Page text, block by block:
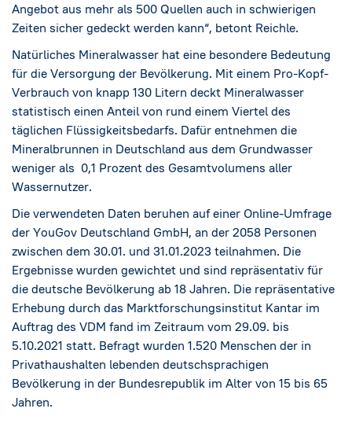
Angebot aus mehr als 500 Quellen auch in schwierigen
Zeiten sicher gedeckt werden kann“, betont Reichle.
Natürliches Mineralwasser hat eine besondere Bedeutung
für die Versorgung der Bevölkerung. Mit einem Pro-Kopf-
Verbrauch von knapp 130 Litern deckt Mineralwasser
statistisch einen Anteil von rund einem Viertel des
täglichen Flüssigkeitsbedarfs. Dafür entnehmen die
Mineralbrunnen in Deutschland aus dem Grundwasser
weniger als 0,1 Prozent des Gesamtvolumens aller
Wassernutzer.
Die verwendeten Daten beruhen auf einer Online-Umfrage
der YouGov Deutschland GmbH, an der 2058 Personen
zwischen dem 30.01. und 31.01.2023 teilnahmen. Die
Ergebnisse wurden gewichtet und sind repräsentativ für
die deutsche Bevölkerung ab 18 Jahren. Die repräsentative
Erhebung durch das Marktforschungsinstitut Kantar im
Auftrag des VDM fand im Zeitraum vom 29.09. bis
5.10.2021 statt. Befragt wurden 1.520 Menschen der in
Privathaushalten lebenden deutschsprachigen
Bevölkerung in der Bundesrepublik im Alter von 15 bis 65
Jahren.